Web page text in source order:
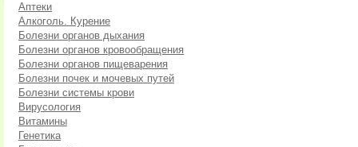
Аптеки
Алкоголь. Курение
Болезни органов дыхания
Болезни органов кровообращения
Болезни органов пищеварения
Болезни почек и мочевых путей
Болезни системы крови
Вирусология
Витамины
Генетика